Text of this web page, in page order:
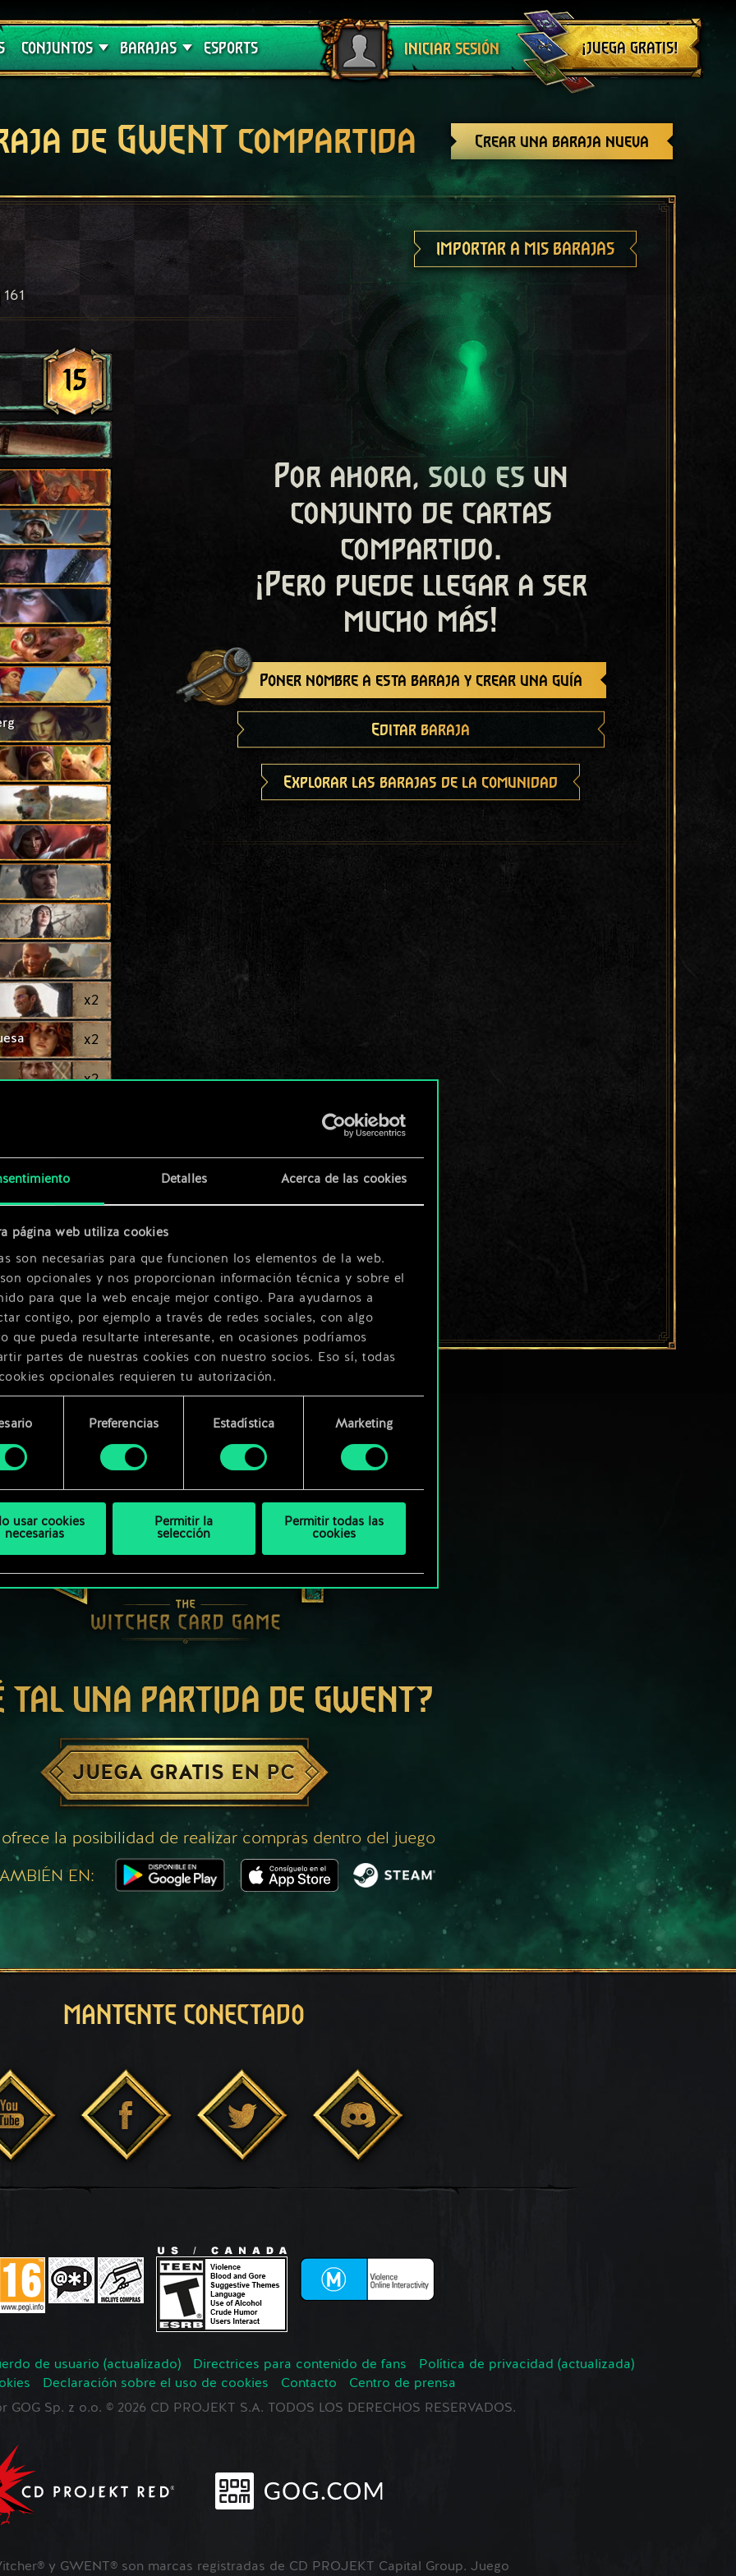
Detalles Acerca de las cookies
página web utiliza cookies
son necesarias para que funcionen los elementos de la web.
opcionales y nos proporcionan información técnica y sobre el
para que la web encaje mejor contigo. Para ayudarnos a
contigo, por ejemplo a través de redes sociales, con algo
que pueda resultarte interesante, en ocasiones podríamos
partes de nuestras cookies con nuestro socios. Eso sí, todas
opcionales requieren tu autorización.
todos los detalles sobre nuestro uso de las cookies y
Preferencias Estadística Marketing
usar cookies
necesarias
Permitir la
selección
Permitir todas las
cookies
CONJUNTOS
Crimson Curse
BARAJAS
Guías de barajas
ESPORTS INICIAR SESIÓN
Cerrar sesión
¡JUEGA GRATIS!
Crear una baraja nueva
de GWENT compartida
IMPORTAR A MIS BARAJAS
161
15
x2
x2
x2
x2
x2
Por ahora, solo es un
conjunto de cartas
compartido.
¡Pero puede llegar a ser
mucho más!
Poner nombre a esta baraja y crear una guía
Editar baraja
Explorar las barajas de la comunidad
TAL UNA PARTIDA DE GWENT?
JUEGA GRATIS EN PC
ofrece la posibilidad de realizar compras dentro del juego
EN:
MANTENTE CONECTADO
de usuario (actualizado) Directrices para contenido de fans
Política de privacidad (actualizada)
Declaración sobre el uso de cookies Contacto
Centro de prensa
Sp. z o.o. © 2026 CD PROJEKT S.A. TODOS LOS DERECHOS RESERVADOS.
y GWENT® son marcas registradas de CD PROJEKT Capital Group. Juego